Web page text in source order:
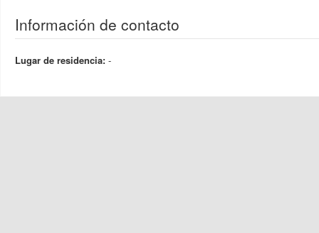
Información de contacto
Lugar de residencia: -